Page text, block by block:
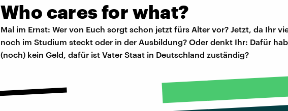
Who cares for what?
Mal im Ernst: Wer von Euch sorgt schon jetzt fürs Alter vor? Jetzt, da Ihr
noch im Studium steckt oder in der Ausbildung? Oder denkt Ihr: Dafür
(noch) kein Geld, dafür ist Vater Staat in Deutschland zuständig?